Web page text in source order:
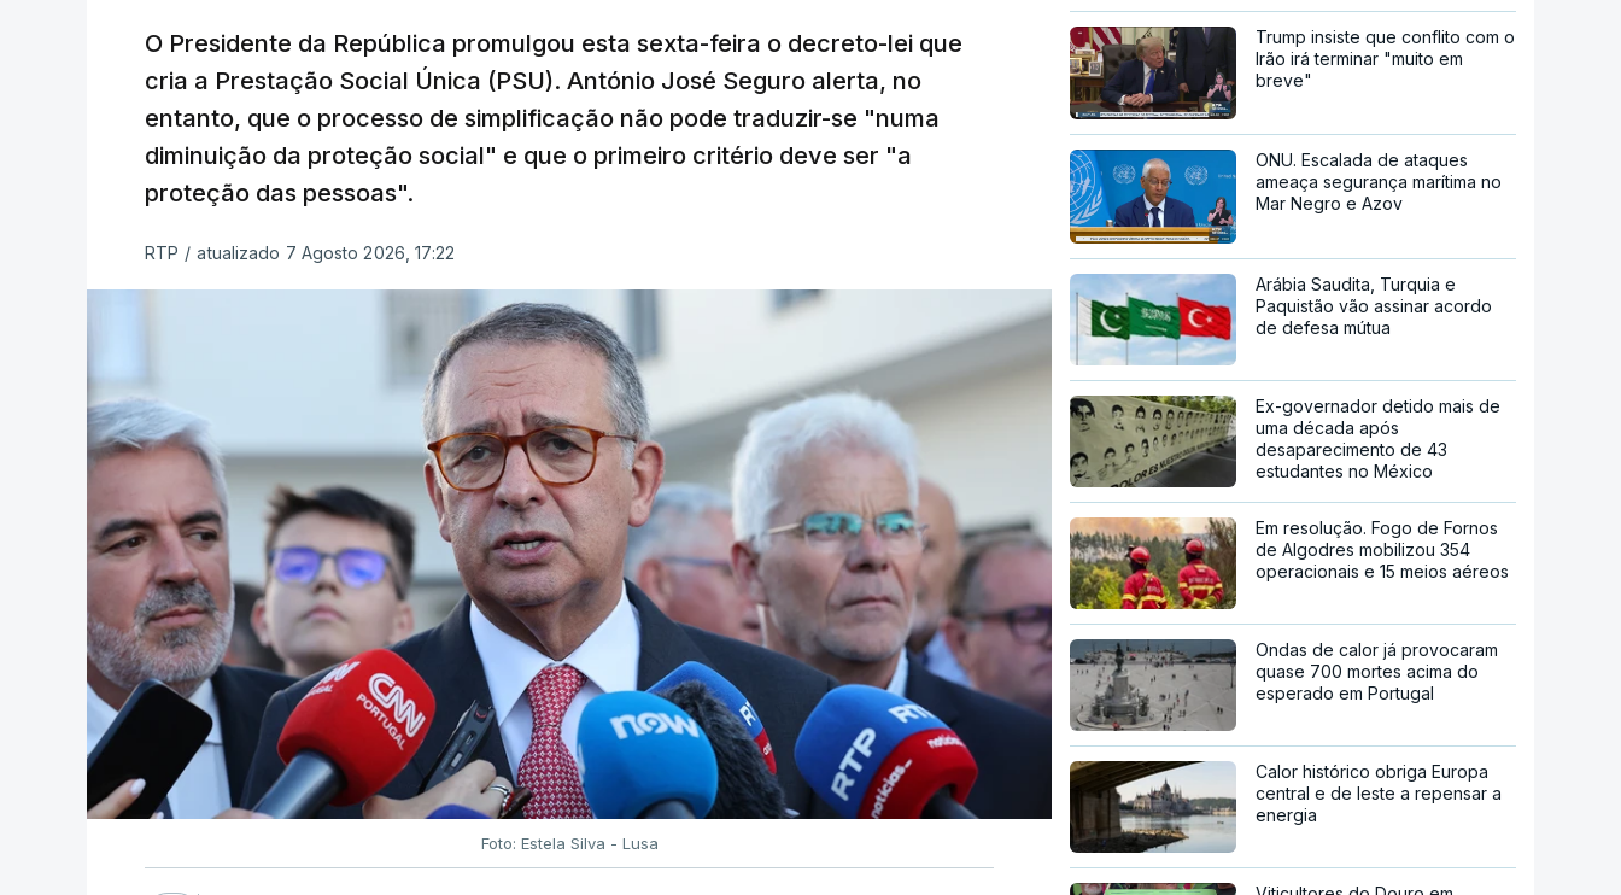
O Presidente da República promulgou esta sexta-feira o decreto-lei que
cria a Prestação Social Única (PSU). António José Seguro alerta, no
entanto, que o processo de simplificação não pode traduzir-se "numa
diminuição da proteção social" e que o primeiro critério deve ser "a
proteção das pessoas".
RTP / atualizado 7 Agosto 2026, 17:22
Foto: Estela Silva - Lusa
Trump insiste que conflito com o
Irão irá terminar "muito em
breve"
ONU. Escalada de ataques
ameaça segurança marítima no
Mar Negro e Azov
Arábia Saudita, Turquia e
Paquistão vão assinar acordo
de defesa mútua
Ex-governador detido mais de
uma década após
desaparecimento de 43
estudantes no México
Em resolução. Fogo de Fornos
de Algodres mobilizou 354
operacionais e 15 meios aéreos
Ondas de calor já provocaram
quase 700 mortes acima do
esperado em Portugal
Calor histórico obriga Europa
central e de leste a repensar a
energia